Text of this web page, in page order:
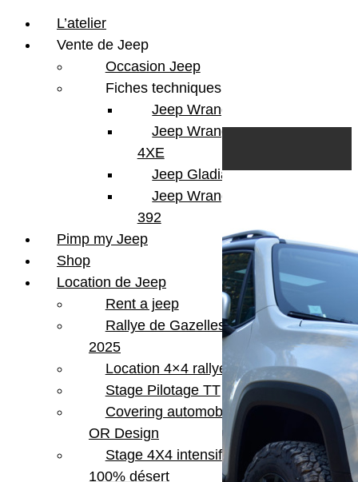
L’atelier
Vente de Jeep
Occasion Jeep
Fiches techniques
Jeep Wrangler JL
Jeep Wrangler
4XE
Jeep Gladiator
Jeep Wrangler V8
392
Pimp my Jeep
Shop
Location de Jeep
Rent a jeep
Rallye de Gazelles
2025
Location 4×4 rallye
Stage Pilotage TT
Covering automobile –
OR Design
Stage 4X4 intensif
100% désert